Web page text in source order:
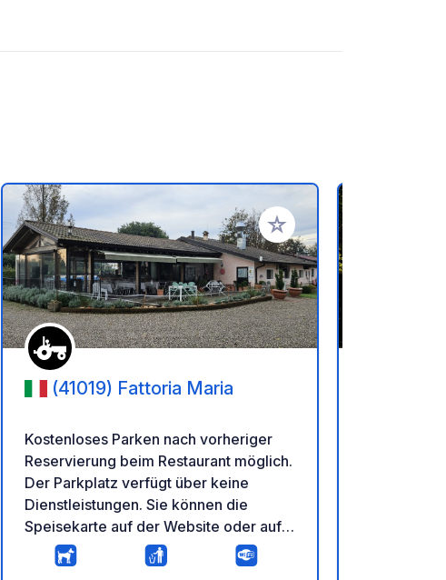
hinzufügen Zu Ihren Favoriten
(41019) Fattoria Maria
Kostenloses Parken nach vorheriger
Reservierung beim Restaurant möglich.
Der Parkplatz verfügt über keine
Dienstleistungen. Sie können die
Speisekarte auf der Website oder auf
der Instagram-Seite einsehen.